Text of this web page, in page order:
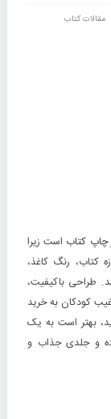
مقالات کتاب
چاپ کتاب است زیرا
کتاب، رنگ کاغذ،
طراحی باکیفیت،
کودکان به خرید
بهتر است به یک
و جلدی جذاب و